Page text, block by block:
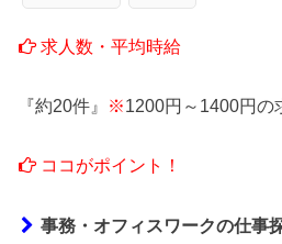
求人数・平均時給
『約20件』 ※1200円～1400円の
ココがポイント！
事務・オフィスワークの仕事